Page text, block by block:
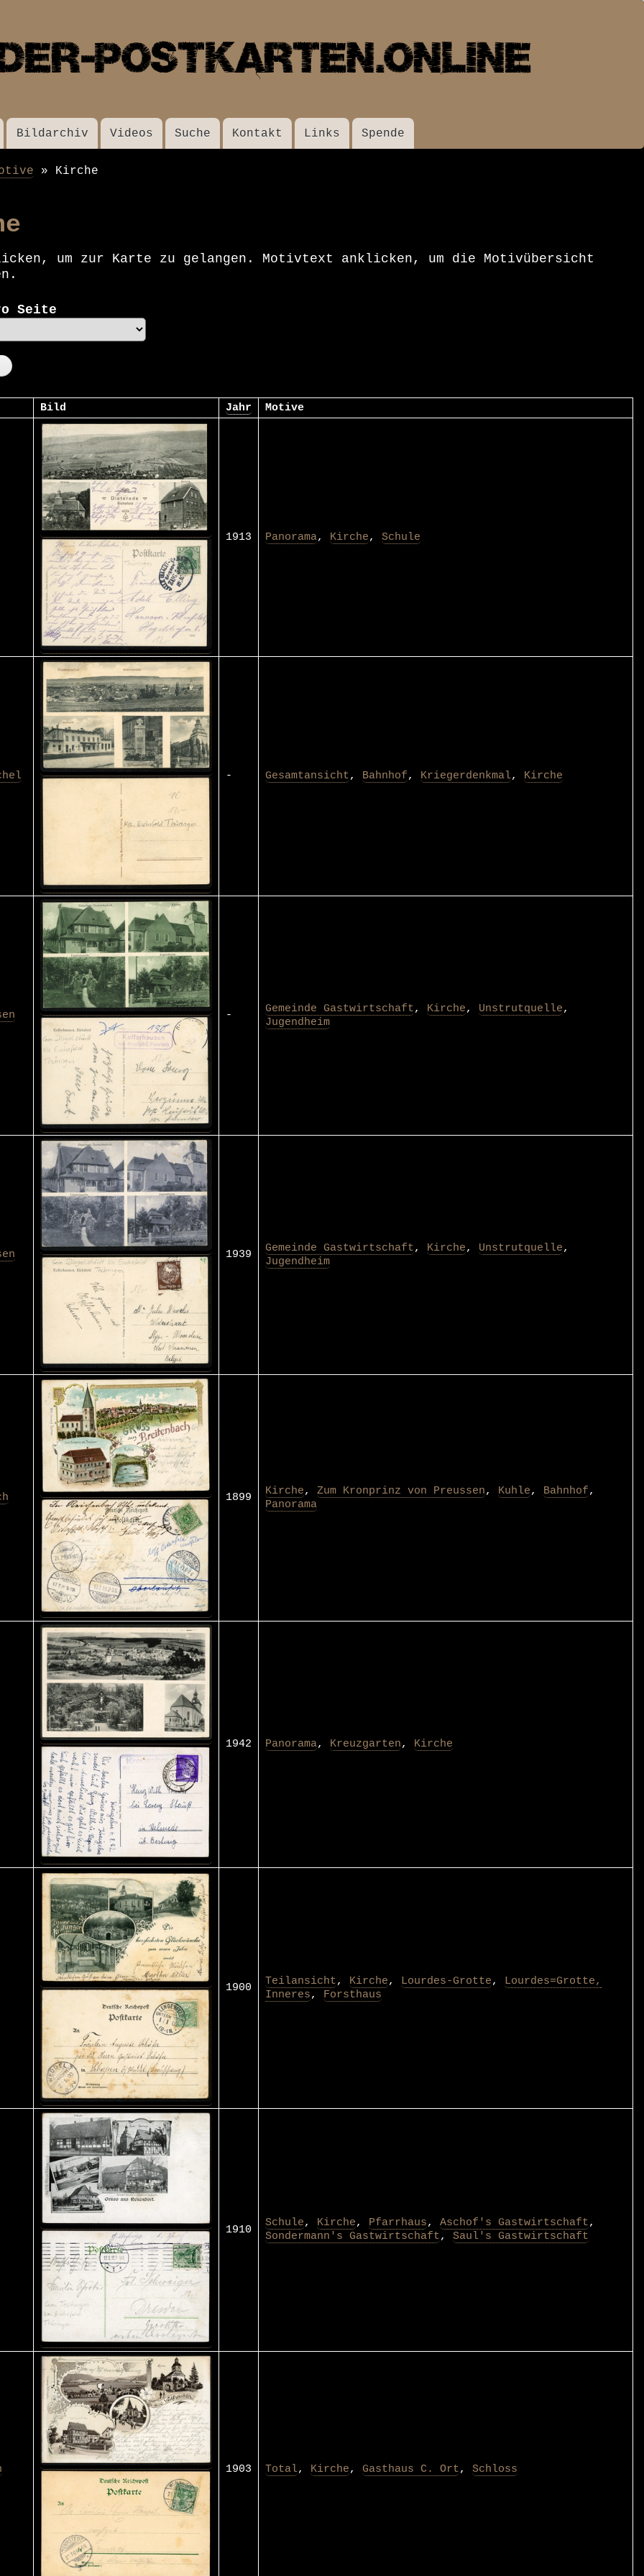
Inhalt
Bildarchiv Videos Suche Kontakt Links Spende
Kirche
um zur Karte zu gelangen. Motivtext anklicken, um die Motivübersicht
Seite
Bild Jahr Motive
1913 Panorama, Kirche, Schule
- Gesamtansicht, Bahnhof, Kriegerdenkmal, Kirche
- Gemeinde Gastwirtschaft, Kirche, Unstrutquelle,
Jugendheim
1939 Gemeinde Gastwirtschaft, Kirche, Unstrutquelle,
Jugendheim
1899 Kirche, Zum Kronprinz von Preussen, Kuhle, Bahnhof,
Panorama
1942 Panorama, Kreuzgarten, Kirche
1900 Teilansicht, Kirche, Lourdes-Grotte, Lourdes=Grotte,
Inneres, Forsthaus
1910
Schule, Kirche, Pfarrhaus, Aschof's Gastwirtschaft,
Sondermann's Gastwirtschaft, Saul's Gastwirtschaft
1903 Total, Kirche, Gasthaus C. Ort, Schloss